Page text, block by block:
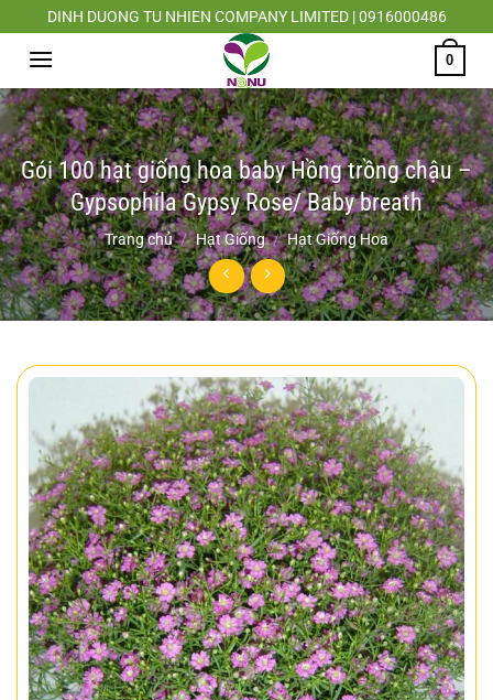
Chuyển
đến
dung
DINH DUONG TU NHIEN COMPANY LIMITED | 0916000486
0
Gói 100 hạt giống hoa baby Hồng trồng chậu –
Gypsophila Gypsy Rose/ Baby breath
Trang chủ / Hạt Giống / Hạt Giống Hoa